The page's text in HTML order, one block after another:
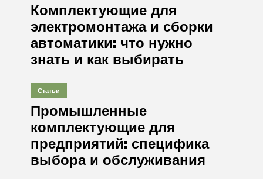
Комплектующие для
электромонтажа и сборки
автоматики: что нужно
знать и как выбирать
Статьи
Промышленные
комплектующие для
предприятий: специфика
выбора и обслуживания